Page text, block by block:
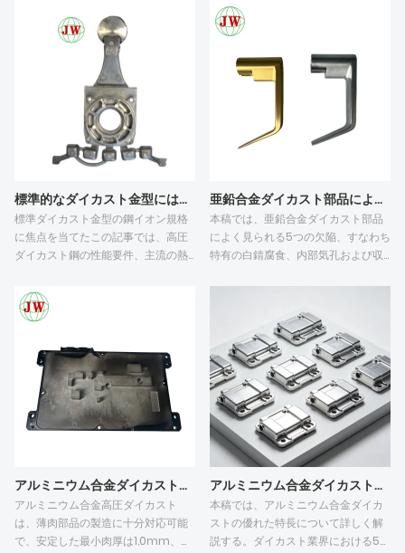
ン加工の鍋と並んで最前線にありま
す。最高の無毒でこびりつかない鍋
の探求は、革命的な進歩をもたらし
ました。当社は、耐久性、安全性、
性能を誇るプレミアム無毒ノンステ
ィック調理器具でこの分野をリード
しています。アルミニウムダイキャ
ストの耐久性から優れた焦げ付き防
止コーティングに至るまで、当社の
ます。
大幅に延長します。図面の修正遅延
も、全体のスケジュールを遅らせま
認済みの技術仕様、および事前シミ
ュレーションによって試作後の手直
しを減らし、リードタイムを短縮す
ることで、適切なバッファ日数を確
保した合理的なプロジェクトスケジ
ュールをバイヤーが設定できるよう
標準的なダイカスト金型には、どのような鋼材を使用しますか？
標準ダイカスト金型の鋼イオン規格
に焦点を当てたこの記事では、高圧
ダイカスト鋼の性能要件、主流の熱
がバッチダイカストの欠陥を抑制す
る方法、アルミニウムダイカスト部
品の生産量とCNC加工許容値に基づ
く鋼のマッチングルール、試作品と
量産ダイカスト金型のコストと耐用
年数のトレードオフという5つの重要
な側面を分析します。ESR H13や
8407などの精製熱間加工鋼は、熱
割れや粘着性アルミニウム欠陥を効
すが、頻繁な再加工とスクラップ損
失をもたらします。注文量に応じた
階層的な鋼のマッチングは、初期投
資と長期的な鋳造安定性のバランス
亜鉛合金ダイカスト部品によく見られる欠陥は何ですか？
本稿では、亜鉛合金ダイカスト部品
によく見られる5つの欠陥、すなわち
特有の白錆腐食、内部気孔および収
金型固着およびバリについて解説す
る。アルミニウムダイカストとは異
なり、亜鉛ダイカストは活性な化学
特性と強い金型密着性のため、白錆
や金型固着を起こしやすい。これら
の欠陥のほとんどは、不適切なダイ
カスト工程、不十分な金型メンテナ
ンス、および不完全な防食表面処理
に起因する。的を絞った工程最適
化、定期的な金型メンテナンス、お
よび完全な表面保護により、亜鉛合
金ダイカストの欠陥率を効果的に低
減し、完成品の品質を向上させるこ
とができる。
アルミニウム合金ダイカストで薄肉部品を製造できますか？
アルミニウム合金高圧ダイカスト
は、薄肉部品の製造に十分対応可能
で、安定した最小肉厚は1.0mm、極
アルミニウム合金ダイカストの利点は何ですか？
本稿では、アルミニウム合金ダイカ
ストの優れた特長について詳しく解
説する。ダイカスト業界における5つ